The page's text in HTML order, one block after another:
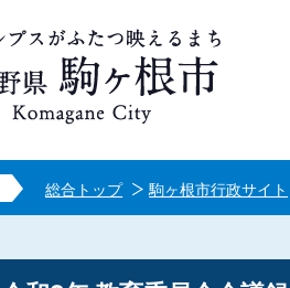
総合トップ 駒ヶ根市行政サイト